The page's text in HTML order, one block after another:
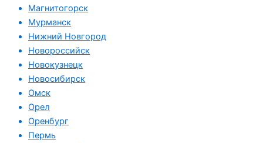
Магнитогорск
Мурманск
Нижний Новгород
Новороссийск
Новокузнецк
Новосибирск
Омск
Орел
Оренбург
Пермь